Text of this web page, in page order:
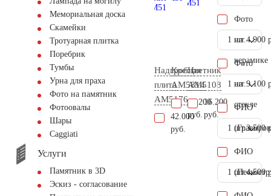
Мемориальная доска
Скамейки
Тротуарная плитка
Поребрик
Тумбы
Урна для праха
Фото на памятник
Фотоовалы
Шары
Сaggiati
Услуги
Памятник в 3D
Эскиз - согласование
Надгробная
плита
AM5176
42.000
руб.
Крест
AM5814
16.200
руб.
Цветник
AM5108
16.200
руб.
Фото
на
керамике
1 шт. 4.900
Фото
на
стекле
1 шт. 9.100
ФИО
1 шт.3.500
ФИО
1 шт.4.500